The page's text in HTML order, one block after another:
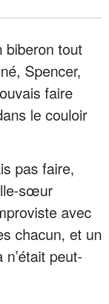
biberon tout
Spencer,
faire
le couloir
pas faire,
sœur
avec
chacun, et un
peut-